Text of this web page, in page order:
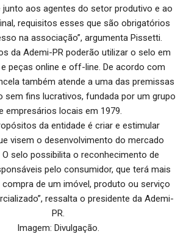
junto aos agentes do setor produtivo e ao
requisitos esses que são obrigatórios
na associação”, argumenta Pissetti.
da Ademi-PR poderão utilizar o selo em
peças online e off-line. De acordo com
também atende a uma das premissas
sem fins lucrativos, fundada por um grupo
empresários locais em 1979.
da entidade é criar e estimular
visem o desenvolvimento do mercado
O selo possibilita o reconhecimento de
pelo consumidor, que terá mais
compra de um imóvel, produto ou serviço
ressalta o presidente da Ademi-
PR.
Imagem: Divulgação.